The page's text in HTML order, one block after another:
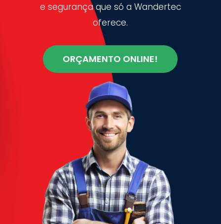
e segurança que só a Wandertec
oferece.
ORÇAMENTO ONLINE!